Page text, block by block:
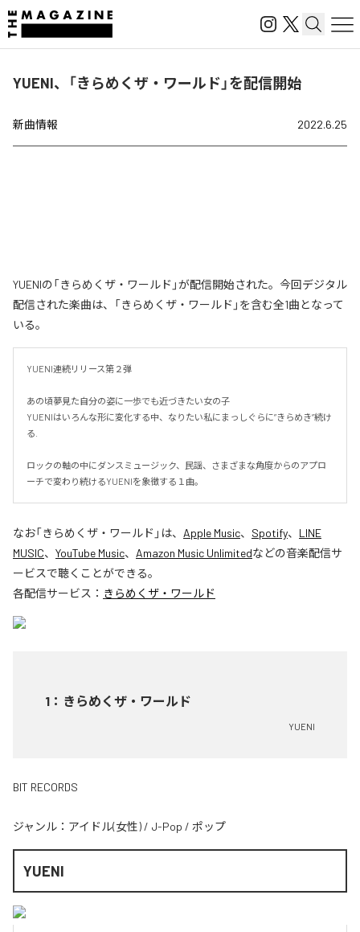
YUENI、「きらめくザ・ワールド」を配信開始
新曲情報 2022.6.25
YUENIの「きらめくザ・ワールド」が配信開始された。今回デジタル
配信された楽曲は、「きらめくザ・ワールド」を含む全1曲となって
いる。
YUENI連続リリース第２弾
あの頃夢見た自分の姿に一歩でも近づきたい女の子
YUENIはいろんな形に変化する中、なりたい私にまっしぐらに”きらめき”続け
る.
ロックの軸の中にダンスミュージック、民謡、さまざまな角度からのアプロ
ーチで変わり続けるYUENIを象徴する１曲。
なお「きらめくザ・ワールド 」は、 Apple Music、 Spotify、 LINE
MUSIC、 YouTube Music、 Amazon Music Unlimitedなどの音楽配信サ
ービスで聴くことができる。
各配信サービス： きらめくザ・ワールド
1 ： きらめくザ・ワールド
YUENI
BIT RECORDS
ジャンル： アイドル(女性) / J-Pop / ポップ
YUENI